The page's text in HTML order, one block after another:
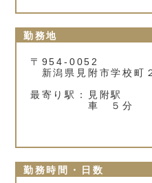
勤務地
〒954-0052
新潟県見附市学校町
最寄り駅：見附駅
車 ５分
勤務時間・日数